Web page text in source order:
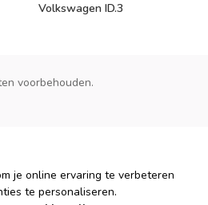
Volkswagen ID.3
voorbehouden.
je online ervaring te verbeteren
te personaliseren.